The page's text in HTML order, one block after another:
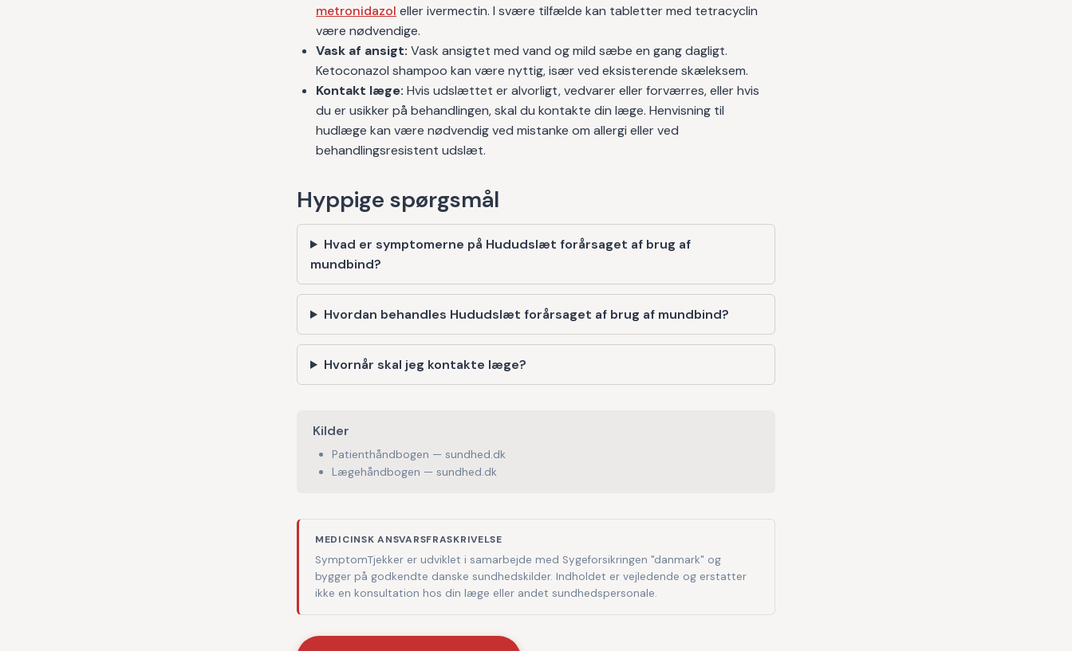
metronidazol eller ivermectin. I svære tilfælde kan tabletter med tetracyclin
være nødvendige.
Vask af ansigt: Vask ansigtet med vand og mild sæbe en gang dagligt.
Ketoconazol shampoo kan være nyttig, især ved eksisterende skæleksem.
Kontakt læge: Hvis udslættet er alvorligt, vedvarer eller forværres, eller hvis
du er usikker på behandlingen, skal du kontakte din læge. Henvisning til
hudlæge kan være nødvendig ved mistanke om allergi eller ved
behandlingsresistent udslæt.
Hyppige spørgsmål
Hvad er symptomerne på Hududslæt forårsaget af brug af
mundbind?
Hvordan behandles Hududslæt forårsaget af brug af mundbind?
Hvornår skal jeg kontakte læge?
Kilder
Patienthåndbogen — sundhed.dk
Lægehåndbogen — sundhed.dk
MEDICINSK ANSVARSFRASKRIVELSE
SymptomTjekker er udviklet i samarbejde med Sygeforsikringen "danmark" og
bygger på godkendte danske sundhedskilder. Indholdet er vejledende og erstatter
ikke en konsultation hos din læge eller andet sundhedspersonale.